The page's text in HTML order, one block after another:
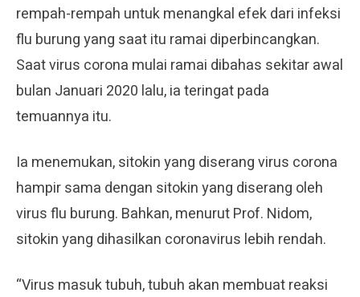
rempah-rempah untuk menangkal efek dari infeksi
flu burung yang saat itu ramai diperbincangkan.
Saat virus corona mulai ramai dibahas sekitar awal
bulan Januari 2020 lalu, ia teringat pada
temuannya itu.
Ia menemukan, sitokin yang diserang virus corona
hampir sama dengan sitokin yang diserang oleh
virus flu burung. Bahkan, menurut Prof. Nidom,
sitokin yang dihasilkan coronavirus lebih rendah.
“Virus masuk tubuh, tubuh akan membuat reaksi